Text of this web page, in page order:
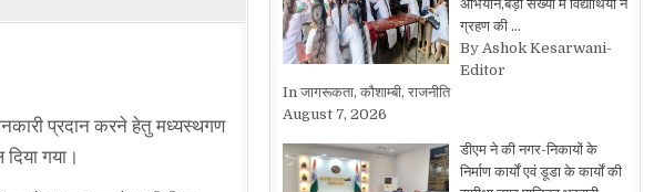
प्रदान करने हेतु मध्यस्थगण
गया।
अभियान,बड़ी संख्या में विद्यार्थियों ने
ग्रहण की …
By Ashok Kesarwani-
Editor
In जागरूकता, कौशाम्बी, राजनीति
August 7, 2026
डीएम ने की नगर-निकायों के
निर्माण कार्यों एवं डूडा के कार्यों की